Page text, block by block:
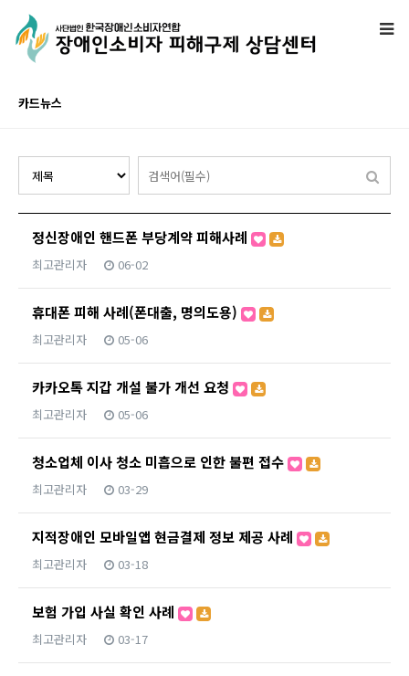
카드뉴스
정신장애인 핸드폰 부당계약 피해사례
최고관리자 06-02
휴대폰 피해 사례(폰대출, 명의도용)
최고관리자 05-06
카카오톡 지갑 개설 불가 개선 요청
최고관리자 05-06
청소업체 이사 청소 미흡으로 인한 불편 접수
최고관리자 03-29
지적장애인 모바일앱 현금결제 정보 제공 사례
최고관리자 03-18
보험 가입 사실 확인 사례
최고관리자 03-17